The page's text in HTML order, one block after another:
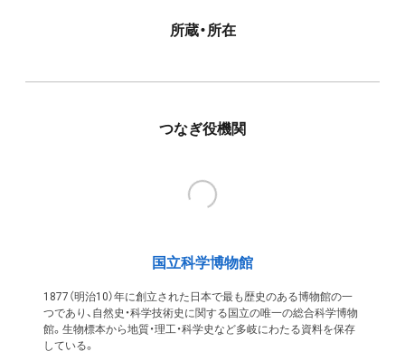
所蔵・所在
つなぎ役機関
国立科学博物館
1877（明治10）年に創立された日本で最も歴史のある博物館の一
つであり、自然史・科学技術史に関する国立の唯一の総合科学博物
館。生物標本から地質・理工・科学史など多岐にわたる資料を保存
している。